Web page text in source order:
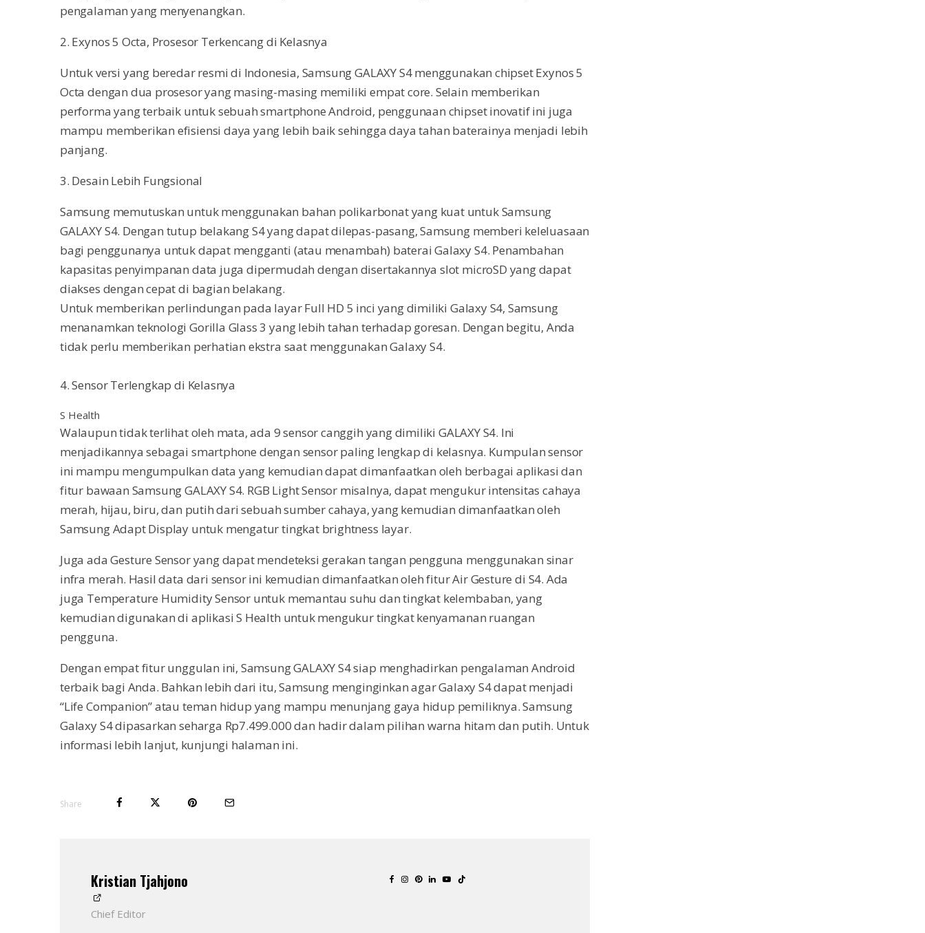
pengalaman yang menyenangkan.
2. Exynos 5 Octa, Prosesor Terkencang di Kelasnya
Untuk versi yang beredar resmi di Indonesia, Samsung GALAXY S4 menggunakan chipset Exynos 5
Octa dengan dua prosesor yang masing-masing memiliki empat core. Selain memberikan
performa yang terbaik untuk sebuah smartphone Android, penggunaan chipset inovatif ini juga
mampu memberikan efisiensi daya yang lebih baik sehingga daya tahan baterainya menjadi lebih
panjang.
3. Desain Lebih Fungsional
Samsung memutuskan untuk menggunakan bahan polikarbonat yang kuat untuk Samsung
GALAXY S4. Dengan tutup belakang S4 yang dapat dilepas-pasang, Samsung memberi keleluasaan
bagi penggunanya untuk dapat mengganti (atau menambah) baterai Galaxy S4. Penambahan
kapasitas penyimpanan data juga dipermudah dengan disertakannya slot microSD yang dapat
diakses dengan cepat di bagian belakang.
Untuk memberikan perlindungan pada layar Full HD 5 inci yang dimiliki Galaxy S4, Samsung
menanamkan teknologi Gorilla Glass 3 yang lebih tahan terhadap goresan. Dengan begitu, Anda
tidak perlu memberikan perhatian ekstra saat menggunakan Galaxy S4.
4. Sensor Terlengkap di Kelasnya
S Health
Walaupun tidak terlihat oleh mata, ada 9 sensor canggih yang dimiliki GALAXY S4. Ini
menjadikannya sebagai smartphone dengan sensor paling lengkap di kelasnya. Kumpulan sensor
ini mampu mengumpulkan data yang kemudian dapat dimanfaatkan oleh berbagai aplikasi dan
fitur bawaan Samsung GALAXY S4. RGB Light Sensor misalnya, dapat mengukur intensitas cahaya
merah, hijau, biru, dan putih dari sebuah sumber cahaya, yang kemudian dimanfaatkan oleh
Samsung Adapt Display untuk mengatur tingkat brightness layar.
Juga ada Gesture Sensor yang dapat mendeteksi gerakan tangan pengguna menggunakan sinar
infra merah. Hasil data dari sensor ini kemudian dimanfaatkan oleh fitur Air Gesture di S4. Ada
juga Temperature Humidity Sensor untuk memantau suhu dan tingkat kelembaban, yang
kemudian digunakan di aplikasi S Health untuk mengukur tingkat kenyamanan ruangan
pengguna.
Dengan empat fitur unggulan ini, Samsung GALAXY S4 siap menghadirkan pengalaman Android
terbaik bagi Anda. Bahkan lebih dari itu, Samsung menginginkan agar Galaxy S4 dapat menjadi
“Life Companion” atau teman hidup yang mampu menunjang gaya hidup pemiliknya. Samsung
Galaxy S4 dipasarkan seharga Rp7.499.000 dan hadir dalam pilihan warna hitam dan putih. Untuk
informasi lebih lanjut, kunjungi halaman ini.
Share
Kristian Tjahjono
Chief Editor